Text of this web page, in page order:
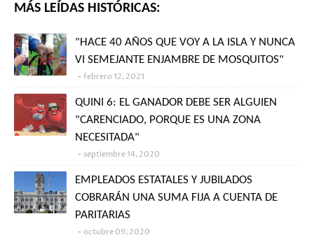
MÁS LEÍDAS HISTÓRICAS:
"HACE 40 AÑOS QUE VOY A LA ISLA Y NUNCA
VI SEMEJANTE ENJAMBRE DE MOSQUITOS"
febrero 12, 2021
QUINI 6: EL GANADOR DEBE SER ALGUIEN
"CARENCIADO, PORQUE ES UNA ZONA
NECESITADA"
septiembre 14, 2020
EMPLEADOS ESTATALES Y JUBILADOS
COBRARÁN UNA SUMA FIJA A CUENTA DE
PARITARIAS
octubre 09, 2020